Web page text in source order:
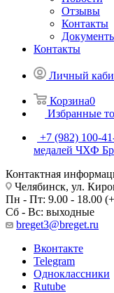
Отзывы
Контакты
Контакты
Личный
Корзина0
Избранные
+7 (982) 100-
медалей ЧХФ
Контактная
Челябинск, ул.
Пн - Пт: 9.00 - 18.00
Сб - Вс: выходные
breget3@breget.ru
Вконтакте
Telegram
Одноклассники
Rutube